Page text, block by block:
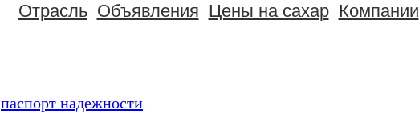
Отрасль Объявления Цены на сахар Компании
паспорт надежности